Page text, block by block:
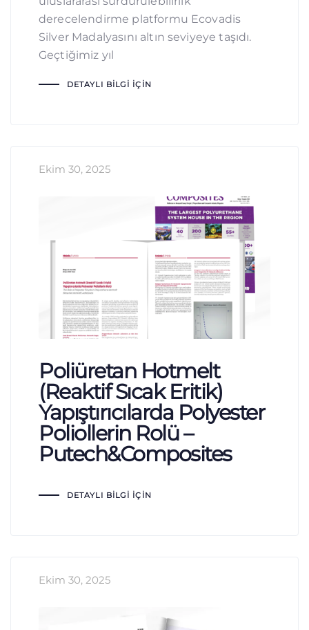
derecelendirme platformu Ecovadis
Silver Madalyasını altın seviyeye taşıdı.
Geçtiğimiz yıl
DETAYLI BILGI İÇIN
Ekim 30, 2025
Poliüretan Hotmelt
(Reaktif Sıcak Eritik)
Yapıştırıcılarda Polyester
Poliollerin Rolü –
Putech&Composites
DETAYLI BILGI İÇIN
Ekim 30, 2025